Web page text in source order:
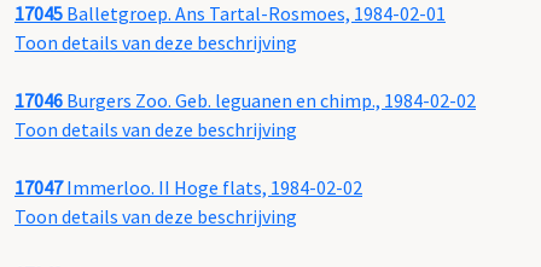
17045 Balletgroep. Ans Tartal-Rosmoes, 1984-02-01
Toon details van deze beschrijving
17046 Burgers Zoo. Geb. leguanen en chimp., 1984-02-02
Toon details van deze beschrijving
17047Immerloo. II Hoge flats, 1984-02-02
Toon details van deze beschrijving